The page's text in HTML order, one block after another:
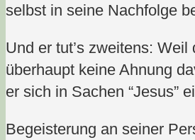
selbst in seine Nachfolge
Und er tut’s zweitens: Weil
überhaupt keine Ahnung
er sich in Sachen “Jesus”
Begeisterung an seiner